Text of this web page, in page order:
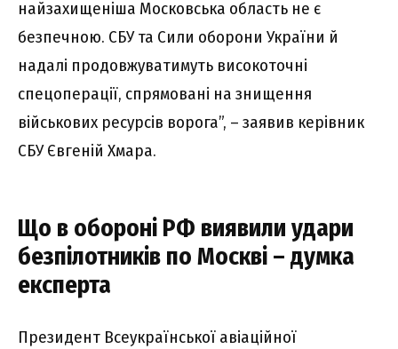
найзахищеніша Московська область не є
безпечною. СБУ та Сили оборони України й
надалі продовжуватимуть високоточні
спецоперації, спрямовані на знищення
військових ресурсів ворога”, – заявив керівник
СБУ Євгеній Хмара.
Що в обороні РФ виявили удари
безпілотників по Москві – думка
експерта
Президент Всеукраїнської авіаційної